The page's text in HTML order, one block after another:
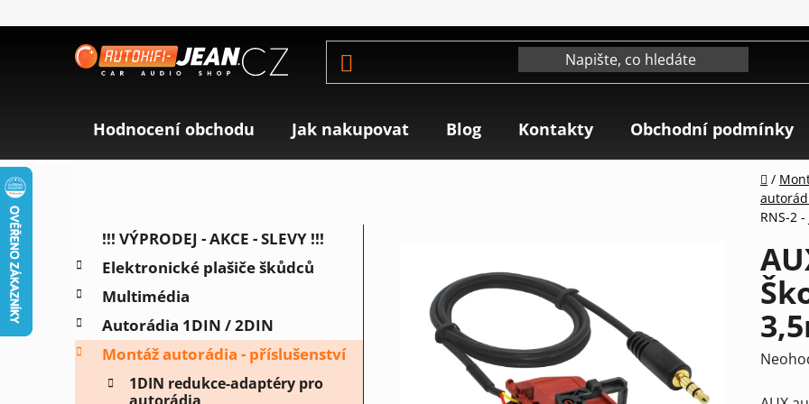
na
Hodnocení obchodu Jak nakupovat Blog Kontakty Obchodní podmínky
Domů
/
RNS-2
o
s
t
r
a
Přeskočit
t
e
g
o
r
!!! VÝPRODEJ - AKCE - SLEVY !!!
Elektronické plašiče škůdců
Multimédia
Autorádia 1DIN / 2DIN
Montáž autorádia - příslušenství
1DIN redukce-adaptéry pro